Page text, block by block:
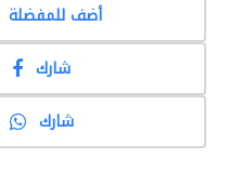
أضف للمفضلة
شارك
شارك